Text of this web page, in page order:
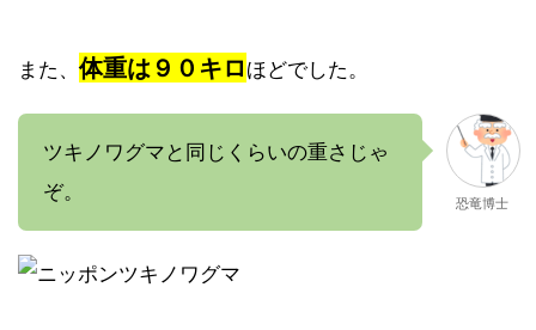
また、体重は９０キロ ほどでした。
ツキノワグマと同じくらいの重さじゃ
ぞ。
恐竜博士